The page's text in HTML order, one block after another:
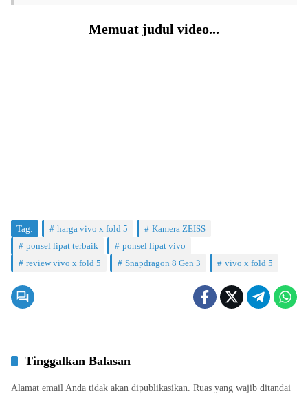
Memuat judul video...
Tag: harga vivo x fold 5
Kamera ZEISS
ponsel lipat terbaik
ponsel lipat vivo
review vivo x fold 5
Snapdragon 8 Gen 3 vivo x fold 5
Tinggalkan Balasan
Alamat email Anda tidak akan dipublikasikan. Ruas yang wajib ditandai